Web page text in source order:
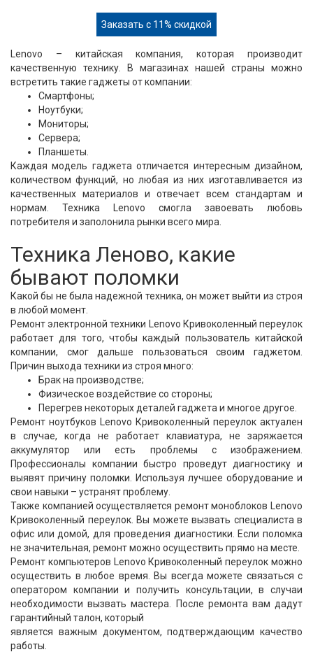
Заказать с 11% скидкой
Lenovo – китайская компания, которая производит
качественную технику. В магазинах нашей страны можно
встретить такие гаджеты от компании:
Смартфоны;
Ноутбуки;
Мониторы;
Сервера;
Планшеты.
Каждая модель гаджета отличается интересным дизайном,
количеством функций, но любая из них изготавливается из
качественных материалов и отвечает всем стандартам и
нормам. Техника Lenovo смогла завоевать любовь
потребителя и заполонила рынки всего мира.
Техника Леново, какие
бывают поломки
Какой бы не была надежной техника, он может выйти из строя
в любой момент.
Ремонт электронной техники Lenovo Кривоколенный переулок
работает для того, чтобы каждый пользователь китайской
компании, смог дальше пользоваться своим гаджетом.
Причин выхода техники из строя много:
Брак на производстве;
Физическое воздействие со стороны;
Перегрев некоторых деталей гаджета и многое другое.
Ремонт ноутбуков Lenovo Кривоколенный переулок актуален
в случае, когда не работает клавиатура, не заряжается
аккумулятор или есть проблемы с изображением.
Профессионалы компании быстро проведут диагностику и
выявят причину поломки. Используя лучшее оборудование и
свои навыки – устранят проблему.
Также компанией осуществляется ремонт моноблоков Lenovo
Кривоколенный переулок. Вы можете вызвать специалиста в
офис или домой, для проведения диагностики. Если поломка
не значительная, ремонт можно осуществить прямо на месте.
Ремонт компьютеров Lenovo Кривоколенный переулок можно
осуществить в любое время. Вы всегда можете связаться с
оператором компании и получить консультации, в случаи
необходимости вызвать мастера. После ремонта вам дадут
гарантийный талон, который
является важным документом, подтверждающим качество
работы.